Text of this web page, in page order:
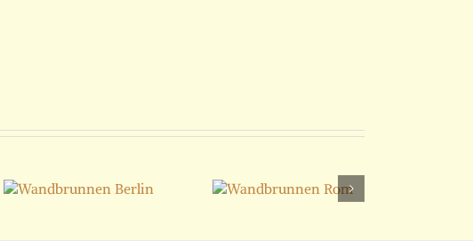
Wandbrunnen